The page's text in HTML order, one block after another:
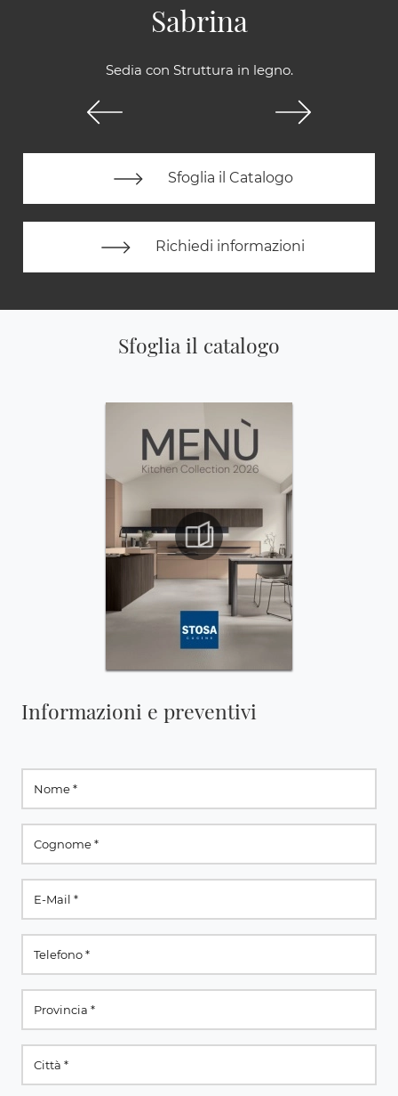
Sedia con Struttura in legno.
Sfoglia il Catalogo
Richiedi informazioni
Sabrina
Sfoglia il catalogo
Informazioni e preventivi